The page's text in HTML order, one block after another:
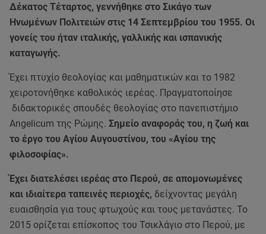
Δέκατος Τέταρτος, γεννήθηκε στο Σικάγο των
Ηνωμένων Πολιτειών στις 14 Σεπτεμβρίου του 1955. Οι
γονείς του ήταν ιταλικής, γαλλικής και ισπανικής
καταγωγής.
Έχει πτυχίο θεολογίας και μαθηματικών και το 1982
χειροτονήθηκε καθολικός ιερέας. Πραγματοποίησε
διδακτορικές σπουδές θεολογίας στο πανεπιστήμιο
Angelicum της Ρώμης. Σημείο αναφοράς του, η ζωή και
το έργο του Αγίου Αυγουστίνου, του «Αγίου της
φιλοσοφίας».
Έχει διατελέσει ιερέας στο Περού, σε απομονωμένες
και ιδιαίτερα ταπεινές περιοχές, δείχνοντας μεγάλη
ευαισθησία για τους φτωχούς και τους μετανάστες. Το
2015 ορίζεται επίσκοπος του Τσικλάγιο στο Περού, με